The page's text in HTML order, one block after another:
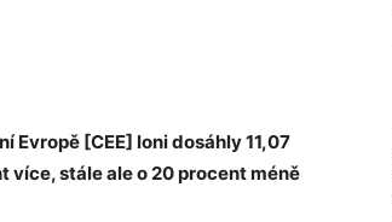
[CEE] loni dosáhly 11,07
více, stále ale o 20 procent méně